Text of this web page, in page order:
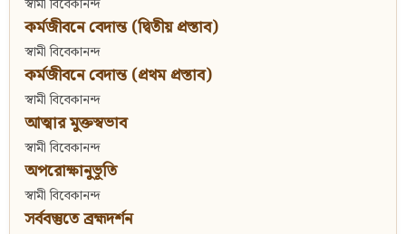
স্বামী বিবেকানন্দ
কর্মজীবনে বেদান্ত (দ্বিতীয় প্রস্তাব)
স্বামী বিবেকানন্দ
কর্মজীবনে বেদান্ত (প্রথম প্রস্তাব)
স্বামী বিবেকানন্দ
আত্মার মুক্তস্বভাব
স্বামী বিবেকানন্দ
অপরোক্ষানুভূতি
স্বামী বিবেকানন্দ
সর্ববস্তুতে ব্রহ্মদর্শন